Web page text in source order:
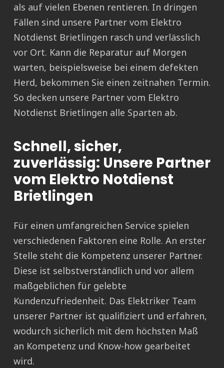
als auf vielen Ebenen rentieren. In dringen
Fällen sind unsere Partner vom Elektro
Notdienst Brietlingen rasch und verlässlich
vor Ort. Kann die Reparatur auf Morgen
warten, beispielsweise bei einem defekten
Herd, bekommen Sie einen zeitnahen Termin.
So decken unsere Partner vom Elektro
Notdienst Brietlingen alle Sparten ab.
Schnell, sicher,
zuverlässig: Unsere Partner
vom Elektro Notdienst
Brietlingen
Für einen umfangreichen Service spielen
verschiedenen Faktoren eine Rolle. An erster
Stelle steht die Kompetenz unserer Partner.
Diese ist selbstverständlich und vor allem
maßgeblichen für gelebte
Kundenzufriedenheit. Das Elektriker Team
unserer Partner ist qualifiziert und erfahren,
wodurch sicherlich mit dem höchsten Maß
an Kompetenz und Know-how gearbeitet
wird.